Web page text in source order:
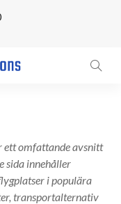
ett omfattande avsnitt
sida innehåller
i populära
transportalternativ